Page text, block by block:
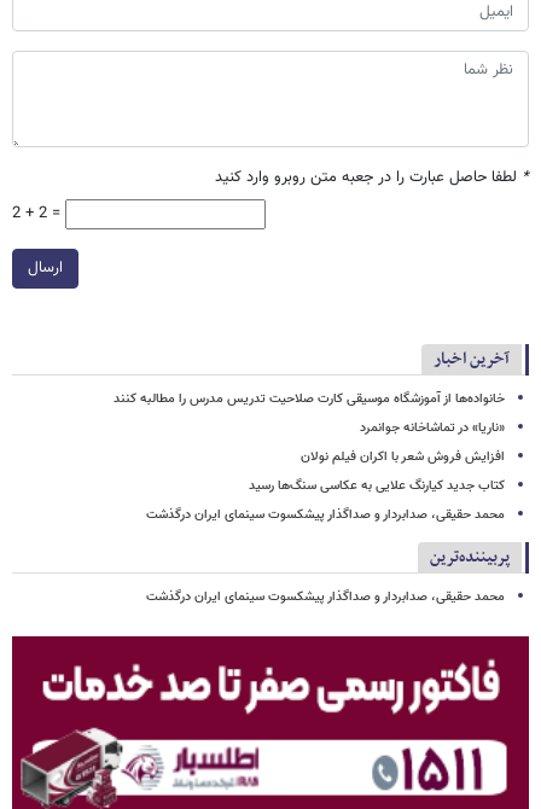
* لطفا حاصل عبارت را در جعبه متن روبرو وارد کنید
2 + 2 =
ارسال
آخرین اخبار
خانواده‌ها از آموزشگاه موسیقی کارت صلاحیت تدریس مدرس را مطالبه کنند
«ناریا» در تماشاخانه جوانمرد
افزایش فروش شعر با اکران فیلم نولان
کتاب جدید کیارنگ علایی به عکاسی سنگ‌ها رسید
محمد حقیقی، صدابردار و صداگذار پیشکسوت سینمای ایران درگذشت
پربیننده‌ترین
محمد حقیقی، صدابردار و صداگذار پیشکسوت سینمای ایران درگذشت